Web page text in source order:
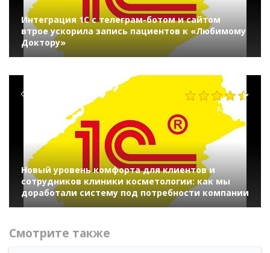
Интеграция 1С с телеграм-ботом и сайтом
втрое ускорила запись пациентов к «Любимому
Доктору»
Новый уровень комфорта для клиентов и
сотрудников клиники косметологии: как мы
доработали систему под потребности компании
Смотрите также